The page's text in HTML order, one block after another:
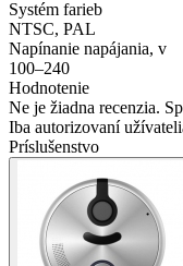
Systém farieb
NTSC, PAL
Napínanie napájania, v
100–240
Hodnotenie
Ne je žiadna recenzia.
Iba autorizovaní
Príslušenstvo